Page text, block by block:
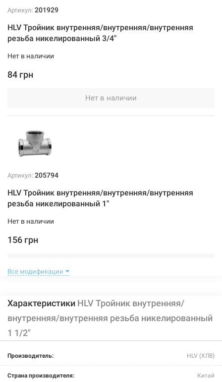
Артикул: 201929
HLV Тройник внутренняя/внутренняя/внутренняя
резьба никелированный 3/4"
Нет в наличии
84 грн
Нет в наличии
Артикул: 205794
HLV Тройник внутренняя/внутренняя/внутренняя
резьба никелированный 1"
Нет в наличии
156 грн
Артикул:201920
HLV Тройник внутренняя/внутренняя/внутренняя
резьба никелированный 1 1/4"
Все модификации
Характеристики HLV Тройник внутренняя/
внутренняя/внутренняя резьба никелированный
1 1/2"
Производитель: HLV (ХЛВ)
Страна производителя: Китай